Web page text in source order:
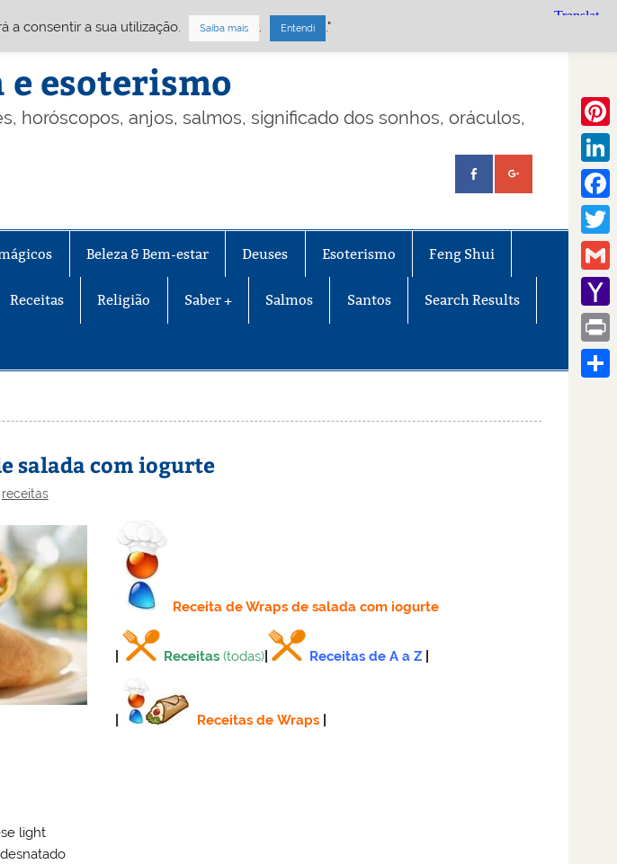
esoterismo
horóscopos, anjos, salmos, significado dos sonhos, oráculos,
Beleza & Bem-estar Deuses Esoterismo Feng Shui
Receitas Religião Saber + Salmos Santos Search Results
salada com iogurte
receitas
Receita de Wraps de salada com iogurte
Receitas (todas)| Receitas de A a Z|
Receitas de Wraps
light
Gmail
Mail
Print
a consentir a sua utilização. Saiba mais . Entendi ."